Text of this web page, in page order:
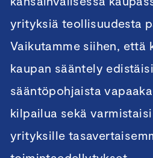
yrityksiä teollisuudesta
Vaikutamme siihen, että
kaupan sääntely
sääntöpohjaista
kilpailua sekä
yrityksille